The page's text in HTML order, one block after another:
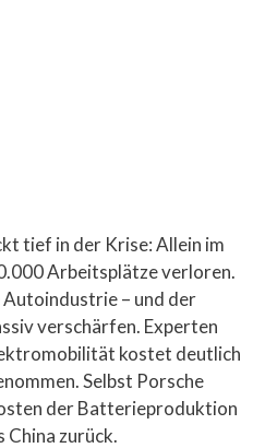
tief in der Krise: Allein im
Arbeitsplätze verloren.
– und der
verschärfen. Experten
kostet deutlich
Selbst Porsche
der Batterieproduktion
China zurück.